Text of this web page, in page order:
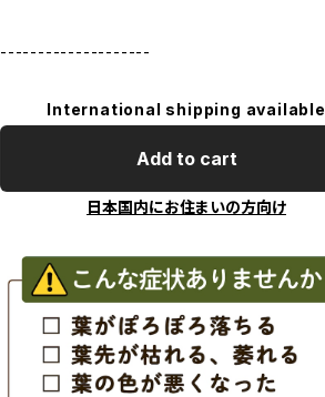
--------------------
International shipping available
Add to cart
日本国内にお住まいの方向け